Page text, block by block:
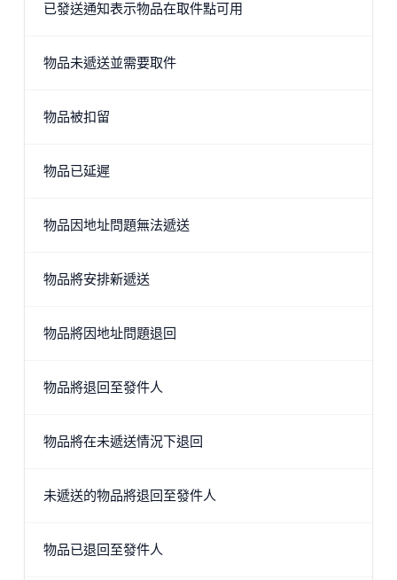
已發送通知表示物品在取件點可用
物品未遞送並需要取件
物品被扣留
物品已延遲
物品因地址問題無法遞送
物品將安排新遞送
物品將因地址問題退回
物品將退回至發件人
物品將在未遞送情況下退回
未遞送的物品將退回至發件人
物品已退回至發件人